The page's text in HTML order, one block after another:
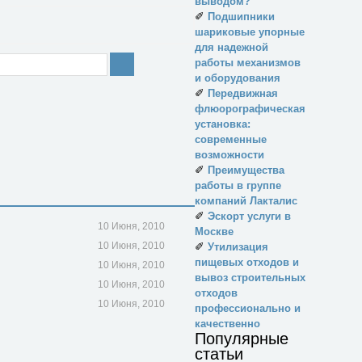
10 Июня, 2010
10 Июня, 2010
10 Июня, 2010
10 Июня, 2010
10 Июня, 2010
✐ Подшипники
шариковые упорные
для надежной
работы механизмов
и оборудования
✐ Передвижная
флюорографическая
установка:
современные
возможности
✐ Преимущества
работы в группе
компаний Лакталис
✐ Эскорт услуги в
Москве
✐ Утилизация
пищевых отходов и
вывоз строительных
отходов
профессионально и
качественно
Популярные
статьи